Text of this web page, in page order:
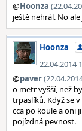
@Hoonza
ještě nehrál. No
Hoonza
22.04.2014
@paver
o metr vyšší, než
trpaslíků. Když se
cca po koule a oni
pojízdná pevnost.